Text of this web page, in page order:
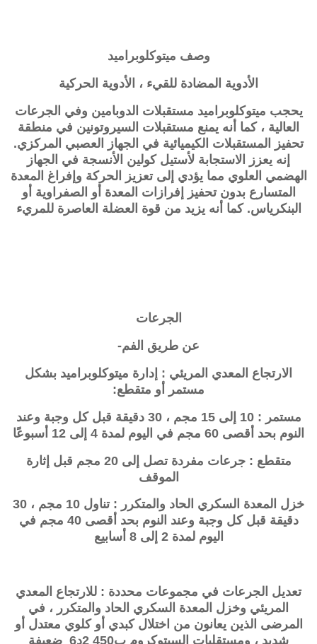
وصف ميتوكلوبراميد
الأدوية المضادة للقيء ، الأدوية الحركية
يحجب ميتوكلوبراميد مستقبلات الدوبامين وفي الجرعات
العالية ، كما أنه يمنع مستقبلات السيروتونين في منطقة
تحفيز المستقبلات الكيميائية في الجهاز العصبي المركزي.
إنه يعزز الاستجابة لأستيل كولين الأنسجة في الجهاز
الهضمي العلوي مما يؤدي إلى تعزيز الحركة وإفراغ المعدة
المتسارع بدون تحفيز إفرازات المعدة أو الصفراوية أو
البنكرياس. كما أنه يزيد من قوة العضلة العاصرة للمريء
الجرعات
عن طريق الفم-
الارتجاع المعدي المريئي : إدارة ميتوكلوبراميد بشكل
مستمر أو متقطع:
مستمر : 10 إلى 15 مجم ، 30 دقيقة قبل كل وجبة وعند
النوم بحد أقصى 60 مجم في اليوم لمدة 4 إلى 12 أسبوعًا
متقطع : جرعات مفردة تصل إلى 20 مجم قبل إثارة
الموقف
خزل المعدة السكري الحاد والمتكرر : تناول 10 مجم ، 30
دقيقة قبل كل وجبة وعند النوم بحد أقصى 40 مجم في
اليوم لمدة 2 إلى 8 أسابيع
تعديل الجرعات في مجموعات محددة : للارتجاع المعدي
المريئي وخزل المعدة السكري الحاد والمتكرر ، في
المرضى الذين يعانون من اختلال كبدي أو كلوي معتدل أو
شديد ، ومستقلبات السيتوكروم ب450 2د6 ضعيفة